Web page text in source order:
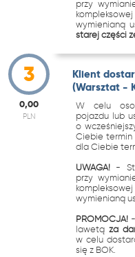
przy
wymienianą
starej części
3
0,00
PLN
Klient
(Warsztat -
W celu
pojazdu lub
o
Ciebie termin
dla Ciebie
UWAGA! -
przy
wymienianą
PROMOCJA!
lawetąza
w celu
się z BOK.